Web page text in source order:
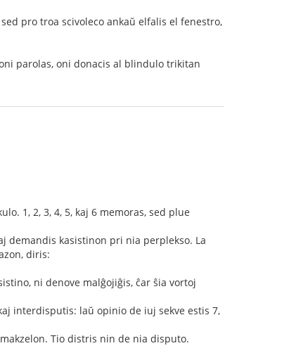
pro troa scivoleco ankaŭ elfalis el fenestro,
parolas, oni donacis al blindulo trikitan
1, 2, 3, 4, 5, kaj 6 memoras, sed plue
demandis kasistinon pri nia perplekso. La
diris:
ni denove malĝojiĝis, ĉar ŝia vortoj
interdisputis: laŭ opinio de iuj sekve estis 7,
Tio distris nin de nia disputo.